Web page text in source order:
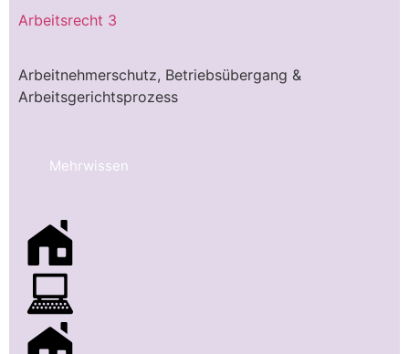
Arbeitsrecht 3
Arbeitnehmerschutz, Betriebsübergang &
Arbeitsgerichtsprozess
Mehrwissen